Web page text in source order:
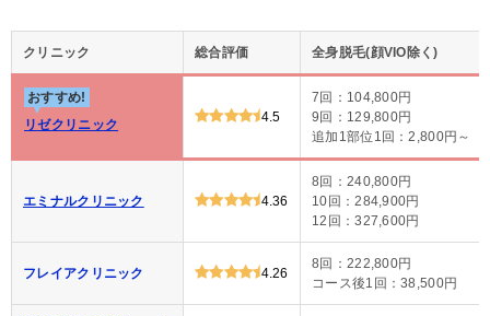
クリニック 総合評価 全身脱毛(顔VIO除く)
おすすめ!
リゼクリニック
4.5
7回：104,800円
9回：129,800円
追加1部位1回：2,800円～
エミナルクリニック 4.36
8回：240,800円
10回：284,900円
12回：327,600円
フレイアクリニック 4.26
8回：222,800円
コース後1回：38,500円